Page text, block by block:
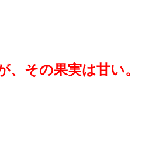
、その果実は甘い。